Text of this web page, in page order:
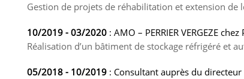
Gestion de projets de réhabilitation et extension de
10/2019 - 03/2020 : AMO – PERRIER VERGEZE
Réalisation d’un bâtiment de stockage réfrigéré et
05/2018 - 10/2019 : Consultant auprès du directeur